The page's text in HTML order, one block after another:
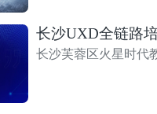
长沙UXD全链路
长沙芙蓉区火星时代